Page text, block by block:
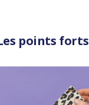
points forts